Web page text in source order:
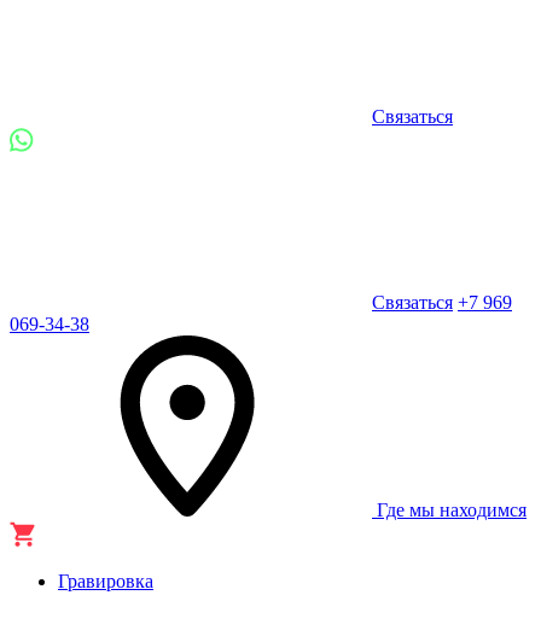
Связаться
Связаться +7 969
069-34-38
Где мы находимся
Гравировка